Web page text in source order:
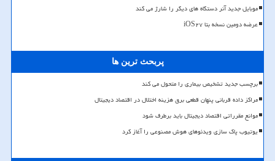
موبایل جدید آنر دستگاه های دیگر را شارژ می کند
عرضه دومین نسخه بتا iOS۲۷
پربحث ترین ها
برچسب جدید تشخیص بیماری را متحول می کند
مراکز داده قربانی پنهان قطعی برق هزینه اختلال در اقتصاد دیجیتال
موانع مقرراتی اقتصاد دیجیتال باید برطرف شود
یوتیوب پاک سازی ویدئوهای هوش مصنوعی را آغاز کرد